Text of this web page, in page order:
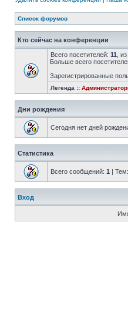
Список форумов
Кто сейчас на конференции
Всего посетителей: 11 ,
Больше всего
Зарегистрированные
Легенда ::
Дни рождения
Сегодня нет дней
Статистика
Всего сообщений: 1 | Тем:
Вход